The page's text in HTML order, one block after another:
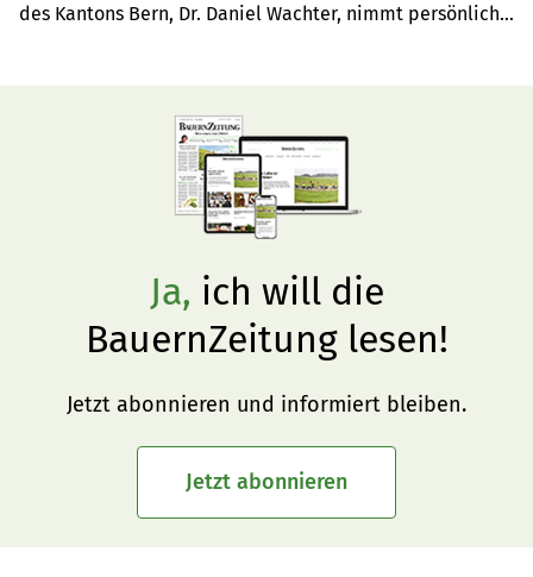
des Kantons Bern, Dr. Daniel Wachter, nimmt persönlich
Ja, ich will die
BauernZeitung lesen!
Jetzt abonnieren und informiert bleiben.
Jetzt abonnieren